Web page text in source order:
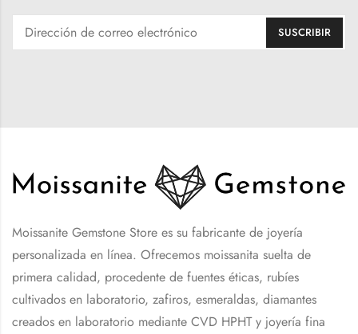
Moissanite Gemstone Store es su fabricante de joyería
personalizada en línea. Ofrecemos moissanita suelta de
primera calidad, procedente de fuentes éticas, rubíes
cultivados en laboratorio, zafiros, esmeraldas, diamantes
creados en laboratorio mediante CVD HPHT y joyería fina